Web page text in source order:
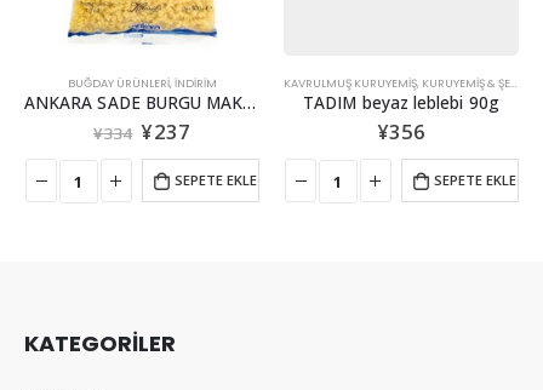
BUĞDAY ÜRÜNLERI,İNDİRİM
ANKARA SADE BURGU MAKARNA 500G
¥334 ¥237
SEPETE EKLE
KAVRULMUŞ KURUYEMIŞ, KURUYEMIŞ & ŞEKERLEME
TADIM beyaz leblebi 90g
¥356
SEPETE EKLE
KATEGORİLER